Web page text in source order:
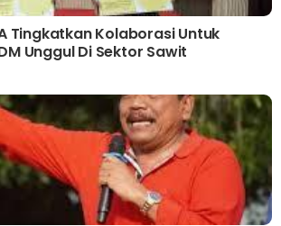
Tingkatkan Kolaborasi Untuk
Unggul Di Sektor Sawit